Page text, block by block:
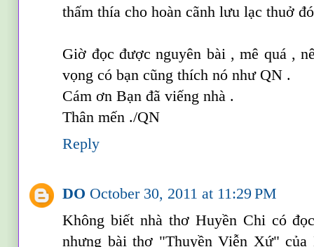
thấm thía cho hoàn cãnh lưu lạc thuở
Giờ đọc được nguyên bài , mê quá ,
vọng có bạn cũng thích nó như QN .
Cám ơn Bạn đã viếng nhà .
Thân mến ./QN
Reply
DO October 30, 2011 at 11:29 PM
Không biết nhà thơ Huyền Chi có
nhưng bài thơ "Thuyền Viễn Xứ" của